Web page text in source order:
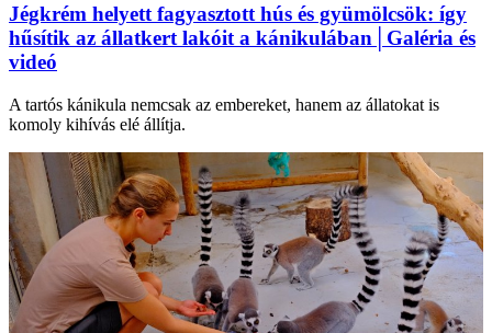
Jégkrém helyett fagyasztott hús és gyümölcsök: így
hűsítik az állatkert lakóit a kánikulában│Galéria és
videó
A tartós kánikula nemcsak az embereket, hanem az állatokat is
komoly kihívás elé állítja.